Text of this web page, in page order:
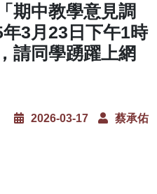
期中教學意見調
3月23日下午1時
請同學踴躍上網
2026-03-17 蔡承佑